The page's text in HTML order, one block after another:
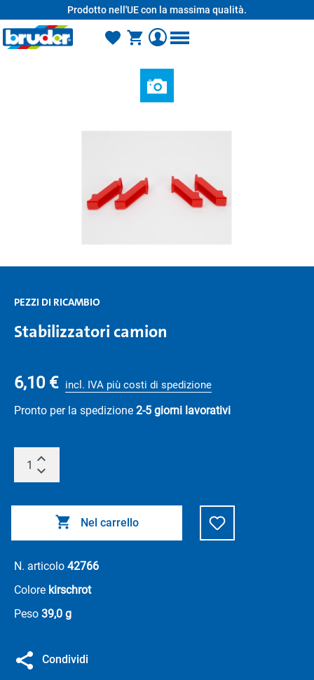
Prodotto nell'UE con la massima qualità.
PEZZI DI RICAMBIO
Stabilizzatori camion
6,10 € incl. IVA più costi di spedizione
Pronto per la spedizione 2-5 giorni lavorativi
Nel carrello
N. articolo 42766
Colore kirschrot
Peso 39,0 g
Condividi